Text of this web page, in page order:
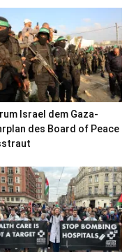
Israel dem Gaza-
des Board of Peace